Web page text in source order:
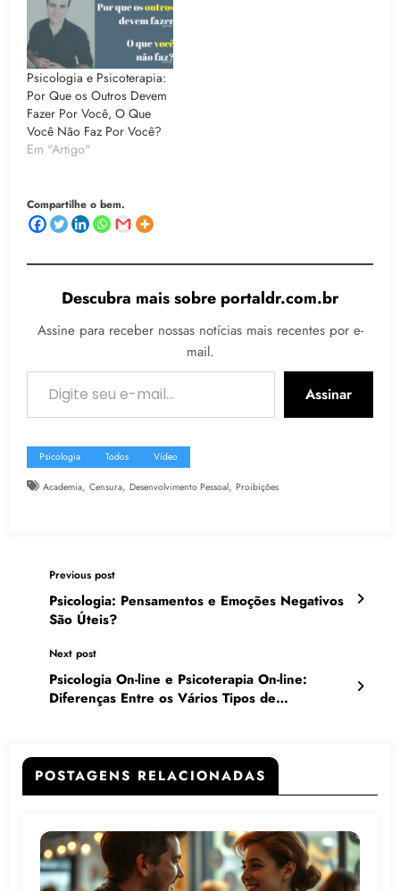
Psicologia e Psicoterapia:
Por Que os Outros Devem
Fazer Por Você, O Que
Você Não Faz Por Você?
Em "Artigo"
Compartilhe o bem.
Descubra mais sobre portaldr.com.br
Assine para receber nossas notícias mais recentes por e-
mail.
Digite seu e-mail…
Assinar
Psicologia Todos Vídeo
Academia, Censura, Desenvolvimento Pessoal, Proibições
Previous post
Psicologia: Pensamentos e Emoções Negativos
São Úteis?
Next post
Psicologia On-line e Psicoterapia On-line:
Diferenças Entre os Vários Tipos de
POSTAGENS RELACIONADAS